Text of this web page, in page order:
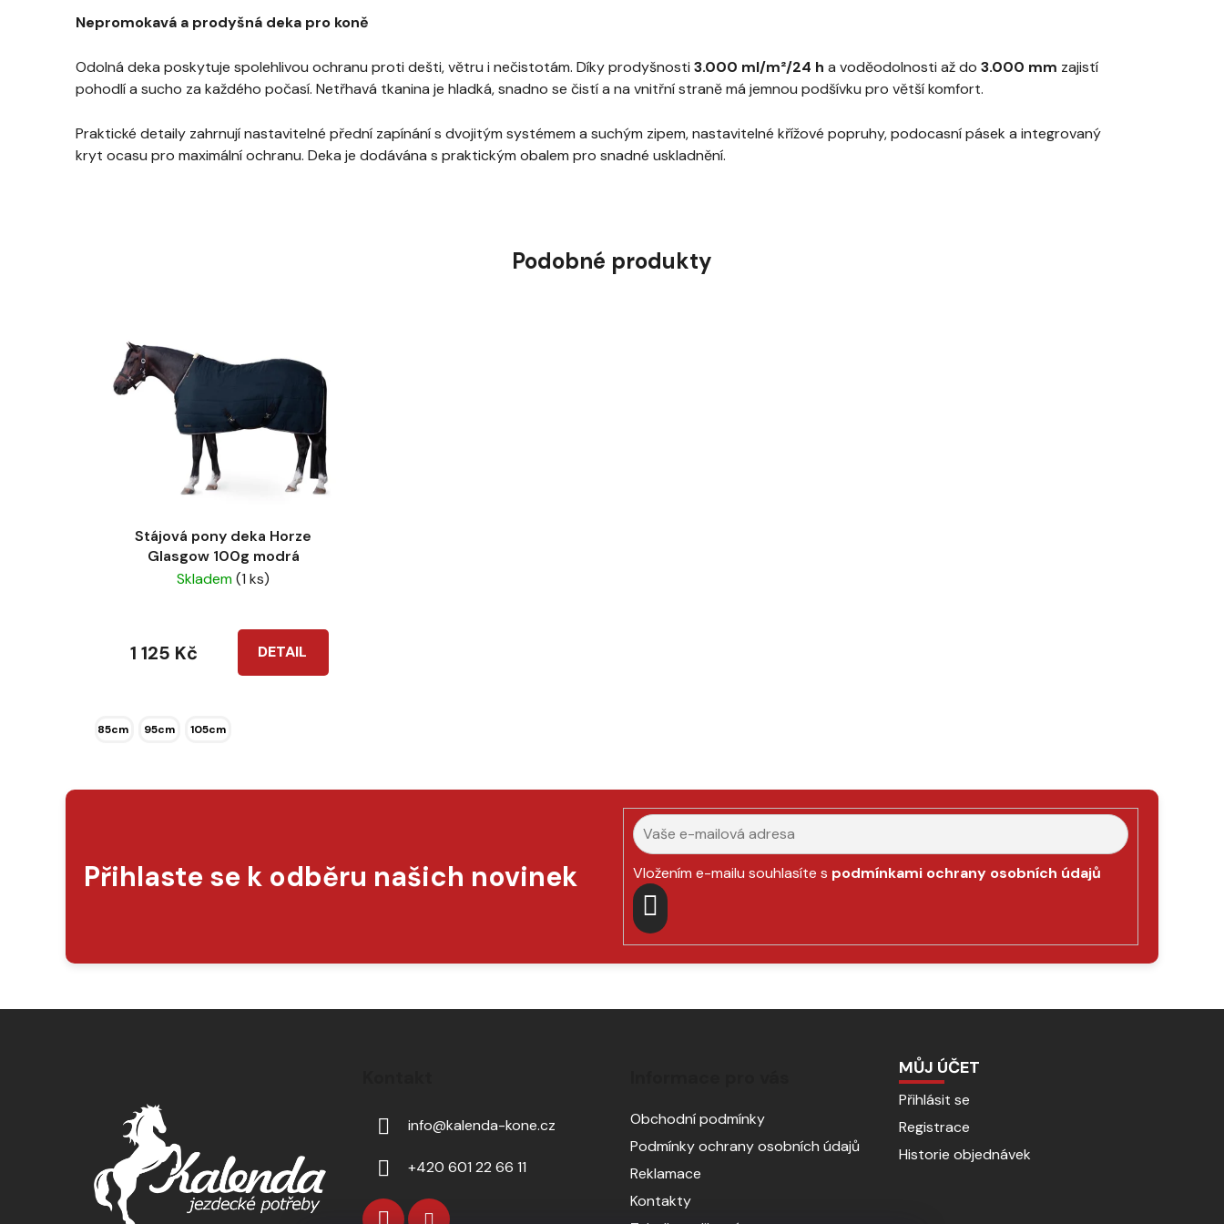
Nepromokavá a prodyšná deka pro koně
Odolná deka poskytuje spolehlivou ochranu proti dešti, větru i nečistotám. Díky prodyšnosti 3.000 ml/m²/24 h a voděodolnosti až do 3.000 mm zajistí
pohodlí a sucho za každého počasí. Netřhavá tkanina je hladká, snadno se čistí a na vnitřní straně má jemnou podšívku pro větší komfort.
Praktické detaily zahrnují nastavitelné přední zapínání s dvojitým systémem a suchým zipem, nastavitelné křížové popruhy, podocasní pásek a integrovaný
kryt ocasu pro maximální ochranu. Deka je dodávána s praktickým obalem pro snadné uskladnění.
Podobné produkty
Stájová pony deka Horze
Glasgow 100g modrá
Skladem(1 ks)
DETAIL
1 125 Kč
85cm 95cm 105cm
Přihlaste se k odběru našich novinek Vložením e-mailu souhlasíte s podmínkami ochrany osobních údajů
PŘIHLÁSIT
SE
info@kalenda-kone.cz
+420 601 22 66 11
Obchodní podmínky
Podmínky ochrany osobních údajů
Reklamace
Kontakty
MŮJ ÚČET
Přihlásit se
Registrace
Historie objednávek